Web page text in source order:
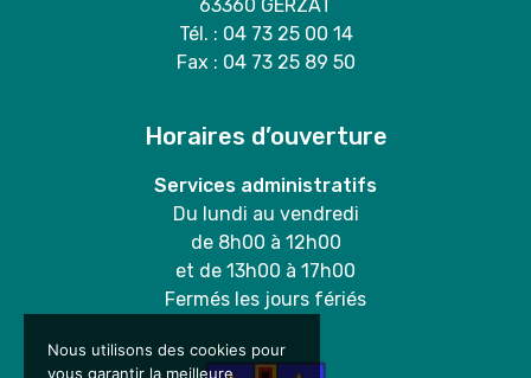
63360 GERZAT
Tél. : 04 73 25 00 14
Fax : 04 73 25 89 50
Horaires d’ouverture
Services administratifs
Du lundi au vendredi
de 8h00 à 12h00
et de 13h00 à 17h00
Fermés les jours fériés
Nous utilisons des cookies pour
vous garantir la meilleure